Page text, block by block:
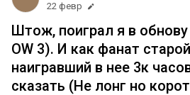
22 февр
Штож, поиграл я в
OW 3). И как фанат
наигравший в нее 3к
сказать (Не лонг но